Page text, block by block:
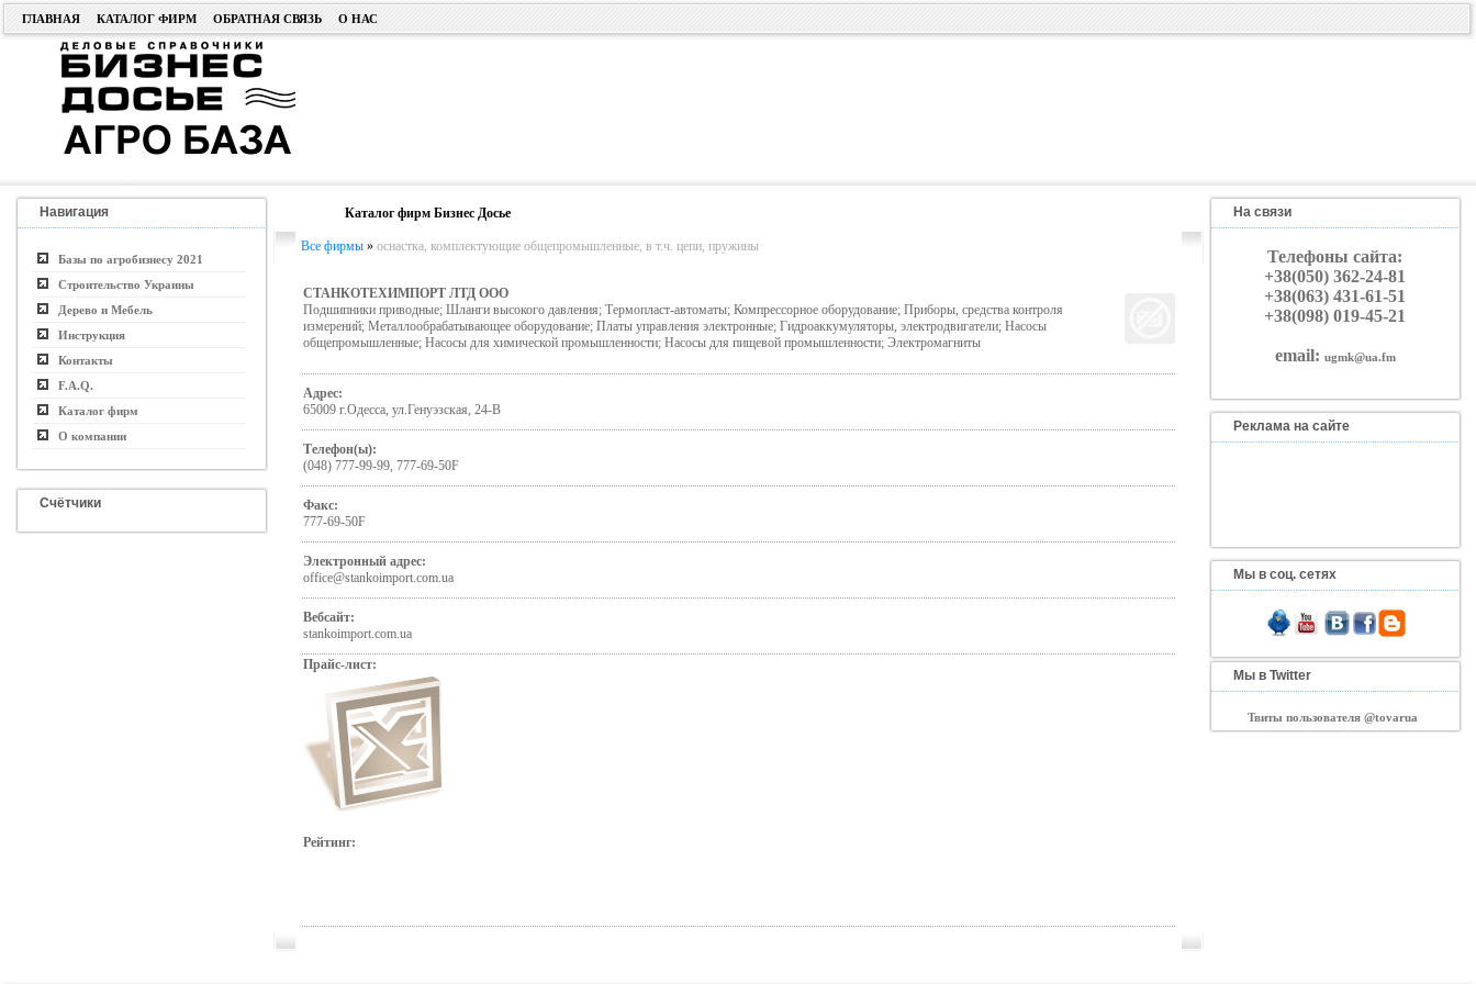
ГЛАВНАЯ КАТАЛОГ ФИРМ ОБРАТНАЯ СВЯЗЬ О НАС
Навигация
Базы по агробизнесу 2021
Строительство Украины
Дерево и Мебель
Инструкция
Контакты
F.A.Q.
Каталог фирм
О компании
Счётчики
Каталог фирм Бизнес Досье
Все фирмы» оснастка, комплектующие общепромышленные, в т.ч. цепи, пружины
СТАНКОТЕХИМПОРТ ЛТД ООО
Подшипники приводные; Шланги высокого давления; Термопласт-автоматы; Компрессорное оборудование; Приборы, средства контроля
измерений; Металлообрабатывающее оборудование; Платы управления электронные; Гидроаккумуляторы, электродвигатели; Насосы
общепромышленные; Насосы для химической промышленности; Насосы для пищевой промышленности; Электромагниты
Адрес:
65009 г.Одесса, ул.Генуэзская, 24-В
Телефон(ы):
(048) 777-99-99, 777-69-50F
Факс:
777-69-50F
Электронный адрес:
office@stankoimport.com.ua
Вебсайт:
stankoimport.com.ua
Прайс-лист:
Рейтинг:
На связи
Телефоны сайта:
+38(050) 362-24-81
+38(063) 431-61-51
+38(098) 019-45-21
email: ugmk@ua.fm
Реклама на сайте
Мы в соц. сетях
Мы в Twitter
Твиты пользователя @tovarua